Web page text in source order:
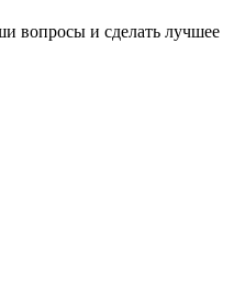
вопросы и сделать лучшее